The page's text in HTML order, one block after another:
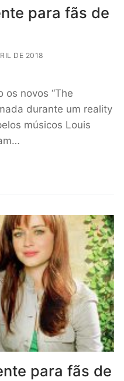
para fãs de
DE 2018
os novos “The
durante um reality
músicos Louis
para fãs de